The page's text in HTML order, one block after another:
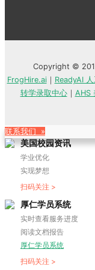
Copyright ©
FrogHire.ai｜ ReadyAI
转学录取中心｜ AHS
联系我们 »
美国校园资讯
学业优化
实现梦想
扫码关注 >
厚仁学员系统
实时查看服务进度
阅读文档报告
厚仁学员系统
扫码关注 >